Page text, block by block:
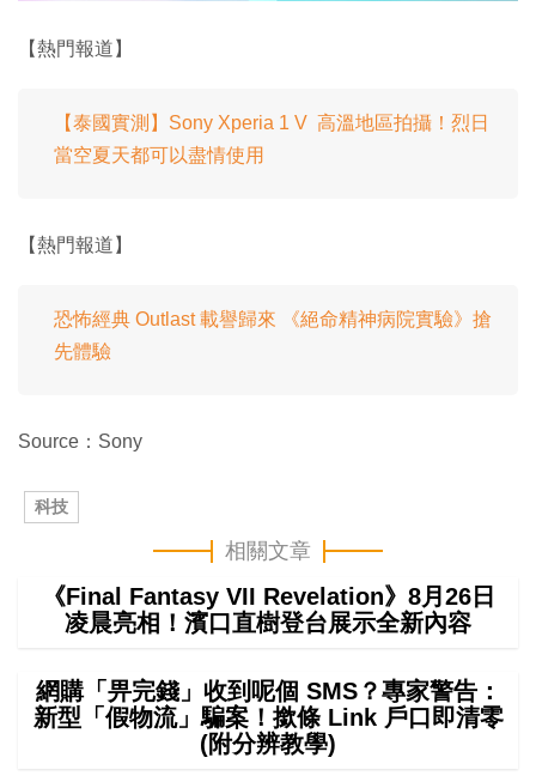
【熱門報道】
【泰國實測】Sony Xperia 1 V 高溫地區拍攝！烈日
當空夏天都可以盡情使用
【熱門報道】
恐怖經典 Outlast 載譽歸來 《絕命精神病院實驗》搶
先體驗
Source：Sony
科技
相關文章
《Final Fantasy VII Revelation》8月26日
凌晨亮相！濱口直樹登台展示全新內容
網購「畀完錢」收到呢個 SMS？專家警告：
新型「假物流」騙案！撳條 Link 戶口即清零
(附分辨教學)